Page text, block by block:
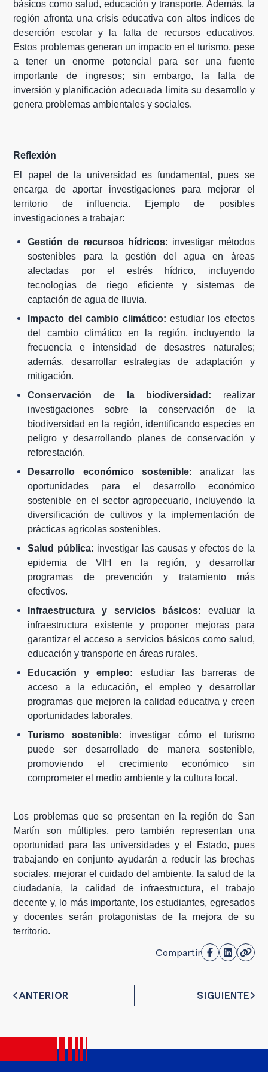
básicos como salud, educación y transporte. Además, la
región afronta una crisis educativa con altos índices de
deserción escolar y la falta de recursos educativos.
Estos problemas generan un impacto en el turismo, pese
a tener un enorme potencial para ser una fuente
importante de ingresos; sin embargo, la falta de
inversión y planificación adecuada limita su desarrollo y
genera problemas ambientales y sociales.
Reflexión
El papel de la universidad es fundamental, pues se
encarga de aportar investigaciones para mejorar el
territorio de influencia. Ejemplo de posibles
investigaciones a trabajar:
Gestión de recursos hídricos: investigar métodos
sostenibles para la gestión del agua en áreas
afectadas por el estrés hídrico, incluyendo
tecnologías de riego eficiente y sistemas de
captación de agua de lluvia.
Impacto del cambio climático: estudiar los efectos
del cambio climático en la región, incluyendo la
frecuencia e intensidad de desastres naturales;
además, desarrollar estrategias de adaptación y
mitigación.
Conservación de la biodiversidad: realizar
investigaciones sobre la conservación de la
biodiversidad en la región, identificando especies en
peligro y desarrollando planes de conservación y
reforestación.
Desarrollo económico sostenible: analizar las
oportunidades para el desarrollo económico
sostenible en el sector agropecuario, incluyendo la
diversificación de cultivos y la implementación de
prácticas agrícolas sostenibles.
Salud pública: investigar las causas y efectos de la
epidemia de VIH en la región, y desarrollar
programas de prevención y tratamiento más
efectivos.
Infraestructura y servicios básicos: evaluar la
infraestructura existente y proponer mejoras para
garantizar el acceso a servicios básicos como salud,
educación y transporte en áreas rurales.
Educación y empleo: estudiar las barreras de
acceso a la educación, el empleo y desarrollar
programas que mejoren la calidad educativa y creen
oportunidades laborales.
Turismo sostenible: investigar cómo el turismo
puede ser desarrollado de manera sostenible,
promoviendo el crecimiento económico sin
comprometer el medio ambiente y la cultura local.
Los problemas que se presentan en la región de San
Martín son múltiples, pero también representan una
oportunidad para las universidades y el Estado, pues
trabajando en conjunto ayudarán a reducir las brechas
sociales, mejorar el cuidado del ambiente, la salud de la
ciudadanía, la calidad de infraestructura, el trabajo
decente y, lo más importante, los estudiantes, egresados
y docentes serán protagonistas de la mejora de su
territorio.
Compartir
ANTERIOR SIGUIENTE